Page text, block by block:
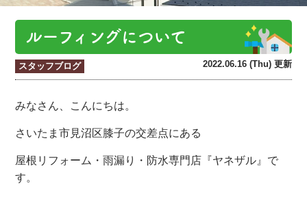
ルーフィングについて
スタッフブログ 2022.06.16 (Thu) 更新
みなさん、こんにちは。
さいたま市見沼区膝子の交差点にある
屋根リフォーム・雨漏り・防水専門店『ヤネザル』で
す。